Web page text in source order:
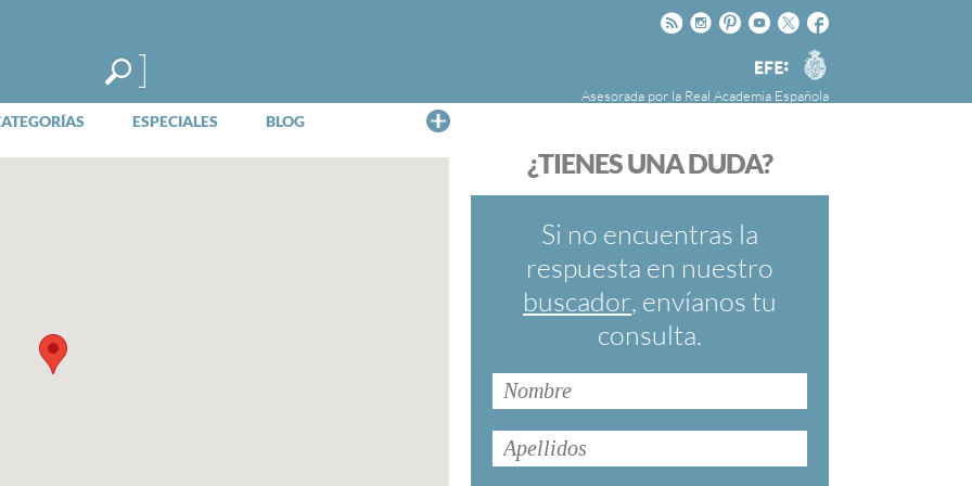
Facebook
Twitter
Youtube
Pinteres
Instagram
Rss
Agencia
EFE
Asesorada por la Real Academia Española
ESPECIALES BLOG
FundéuRAE es una fundación patrocinada por
cuyo objetivo es colaborar con el buen uso del
español en los medios de comunicación y en
Internet.
¿TIENES UNA DUDA?
Si no encuentras la
respuesta en nuestro
buscador, envíanos tu
consulta.